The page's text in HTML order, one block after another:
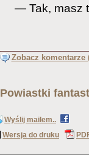
— Tak, masz
Zobacz komentarze
Powiastki
Wyślij mailem..
Wersja do druku